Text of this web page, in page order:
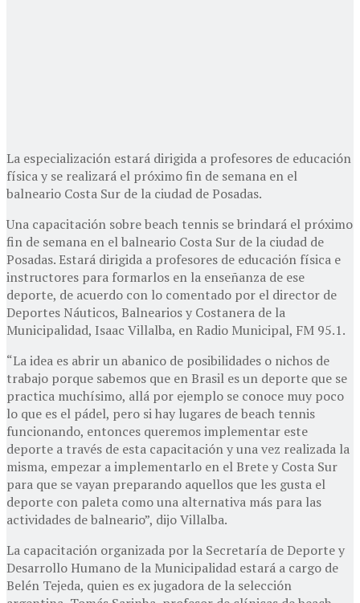
La especialización estará dirigida a profesores de educación
física y se realizará el próximo fin de semana en el
balneario Costa Sur de la ciudad de Posadas.
Una capacitación sobre beach tennis se brindará el próximo
fin de semana en el balneario Costa Sur de la ciudad de
Posadas. Estará dirigida a profesores de educación física e
instructores para formarlos en la enseñanza de ese
deporte, de acuerdo con lo comentado por el director de
Deportes Náuticos, Balnearios y Costanera de la
Municipalidad, Isaac Villalba, en Radio Municipal, FM 95.1.
“La idea es abrir un abanico de posibilidades o nichos de
trabajo porque sabemos que en Brasil es un deporte que se
practica muchísimo, allá por ejemplo se conoce muy poco
lo que es el pádel, pero si hay lugares de beach tennis
funcionando, entonces queremos implementar este
deporte a través de esta capacitación y una vez realizada la
misma, empezar a implementarlo en el Brete y Costa Sur
para que se vayan preparando aquellos que les gusta el
deporte con paleta como una alternativa más para las
actividades de balneario”, dijo Villalba.
La capacitación organizada por la Secretaría de Deporte y
Desarrollo Humano de la Municipalidad estará a cargo de
Belén Tejeda, quien es ex jugadora de la selección